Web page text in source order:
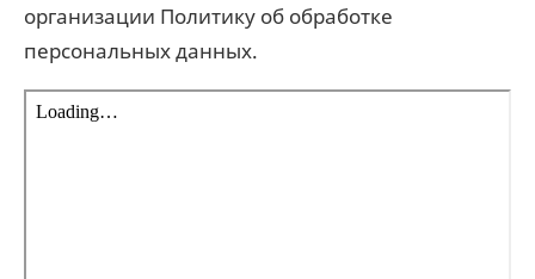
организации Политику об обработке
персональных данных.